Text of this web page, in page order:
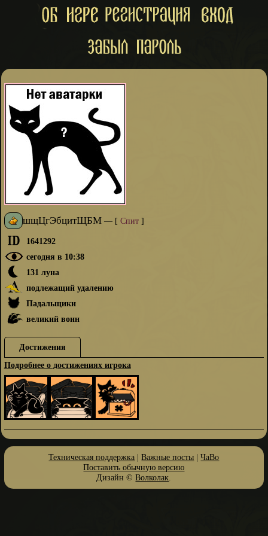
шщЦгЭбцитЩБМ— [ Спит]
1641292
сегодня в 10:38
131 луна
подлежащий удалению
Падальщики
великий воин
Достижения
Подробнее о достижениях игрока
Техническая поддержка |Важные посты |ЧаВо
Поставить обычную версию
Дизайн ©Волколак